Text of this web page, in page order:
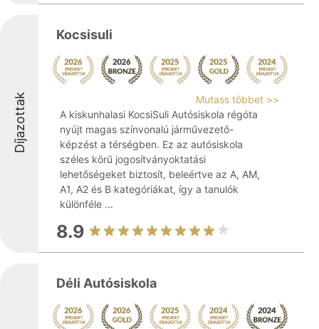
Díjazottak
Kocsisuli
Mutass többet >>
A kiskunhalasi KocsiSuli Autósiskola régóta
nyújt magas színvonalú járművezető-
képzést a térségben. Ez az autósiskola
széles körű jogosítványoktatási
lehetőségeket biztosít, beleértve az A, AM,
A1, A2 és B kategóriákat, így a tanulók
különféle ...
8.9
Déli Autósiskola